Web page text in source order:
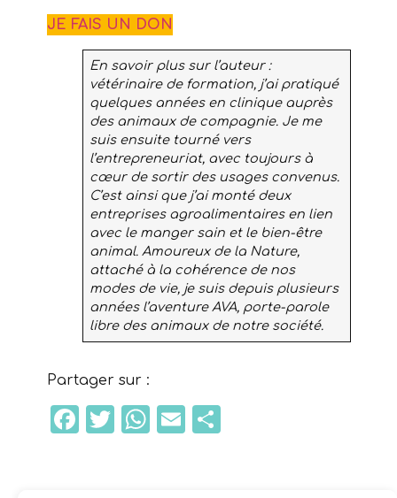
JE FAIS UN DON
En savoir plus sur l’auteur :
vétérinaire de formation, j’ai pratiqué
quelques années en clinique auprès
des animaux de compagnie. Je me
suis ensuite tourné vers
l’entrepreneuriat, avec toujours à
cœur de sortir des usages convenus.
C’est ainsi que j’ai monté deux
entreprises agroalimentaires en lien
avec le manger sain et le bien-être
animal. Amoureux de la Nature,
attaché à la cohérence de nos
modes de vie, je suis depuis plusieurs
années l’aventure AVA, porte-parole
libre des animaux de notre société.
Partager sur :
Facebook
Twitter
WhatsApp
Email